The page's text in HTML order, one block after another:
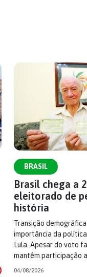
BRASIL
Brasil chega a
eleitorado de
história
Transição
importância da
Lula. Apesar do voto
mantêm participação
04/08/2026